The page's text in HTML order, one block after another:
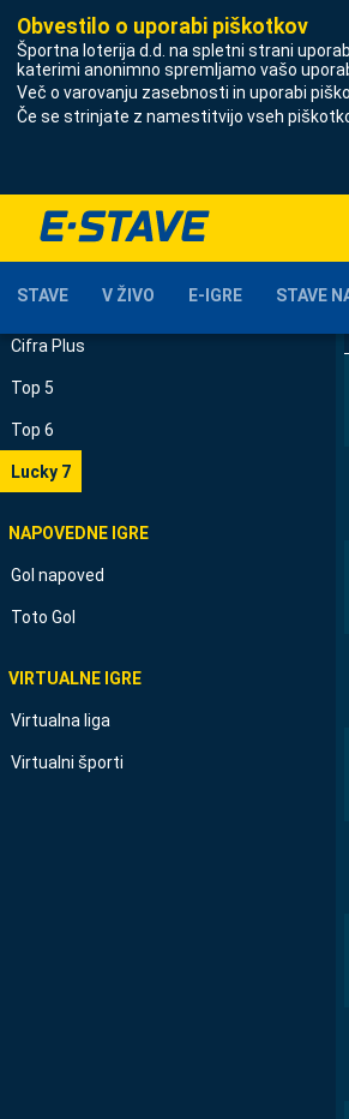
Obvestilo o uporabi piškotkov
Športna loterija d.d. na spletni strani
katerimi anonimno spremljamo vašo
Več o varovanju zasebnosti in uporabi
Če se strinjate z namestitvijo vseh
STAVE V ŽIVO E-IGRE STAVE
Stave
Stave v živo
STAVE NA ŠTEVILKE
Cifra Plus
Top 5
Top 6
Lucky 7
NAPOVEDNE IGRE
Gol napoved
Toto Gol
VIRTUALNE IGRE
Virtualna liga
Virtualni športi